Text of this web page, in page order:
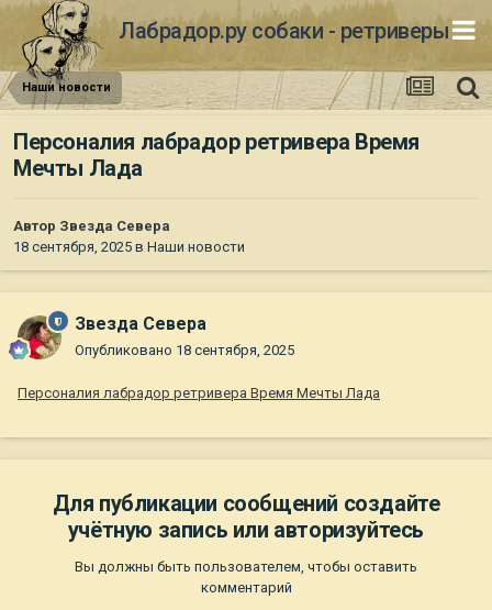
Лабрадор.ру собаки - ретриверы
Наши новости
Персоналия лабрадор ретривера Время
Мечты Лада
Автор Звезда Севера
18 сентября, 2025 в Наши новости
Звезда Севера
Опубликовано 18 сентября, 2025
Персоналия лабрадор ретривера Время Мечты Лада
Для публикации сообщений создайте
учётную запись или авторизуйтесь
Вы должны быть пользователем, чтобы оставить
комментарий